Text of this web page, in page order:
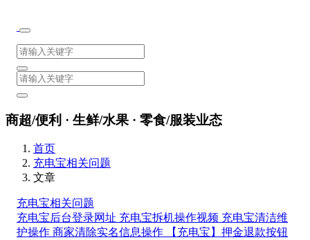
商超/便利 · 生鲜/水果 · 零食/服装业态
首页
充电宝相关问题
文章
充电宝相关问题
充电宝后台登录网址 充电宝拆机操作视频 充电宝清洁维
护操作 商家清除实名信息操作
【充电宝】押金退款按钮